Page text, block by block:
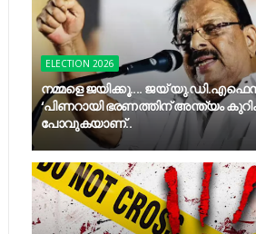
ELECTION 2026
നമ്മളെ ജയിക്കൂ.... ജയ്
‘പിണറായി ഭരണത്തിന് അന്ത്യം
പോവുകയാണ്..